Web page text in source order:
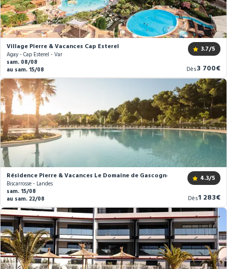
Village Pierre & Vacances Cap Esterel
Agay - Cap Esterel - Var
3.7/5
sam. 08/08
au sam. 15/08
DèsNouveau
prix
3 700€
Résidence Pierre & Vacances Le Domaine de Gascogne ***
Biscarrosse - Landes
4.3/5
sam. 15/08
au sam. 22/08
DèsNouveau
prix
1 283€